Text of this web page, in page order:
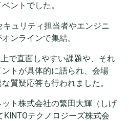
ントでした。
ュリティ担当者やエンジニ
ンラインで集結。
で直面しやすい課題や、それ
トが具体的に語られ、会場
質疑応答も行われました。
ト株式会社の繁田大輝（しげ
テクノロジーズ株式会